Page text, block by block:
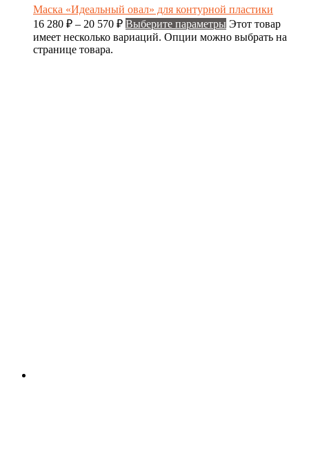
Маска «Идеальный овал» для контурной пластики
16 280 ₽ – 20 570 ₽ Выберите параметры Этот товар
имеет несколько вариаций. Опции можно выбрать на
странице товара.